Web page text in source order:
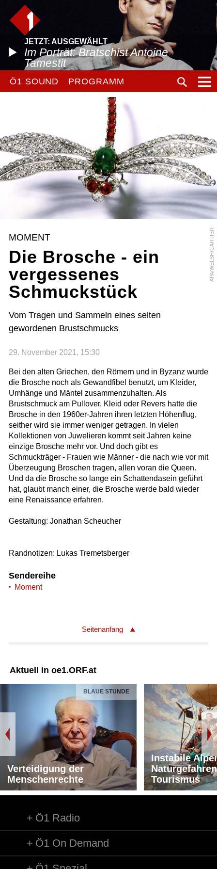
JETZT: AUSGEWÄHLT
Im Porträt: Bratschist Antoine
Tamestit
Ö1 SOUND PROGRAMM
APA/WELSH/CARTIER
MOMENT
Die Brosche - ein
vergessenes
Schmuckstück
Vom Tragen und Sammeln eines selten
gewordenen Brustschmucks
29. November 2021, 15:30
Bei den alten Griechen, den Römern und in Byzanz wurde
die Brosche noch als Gewandfibel benutzt, um Kleider,
Umhänge und Mäntel zusammenzuhalten. Als
Brustschmuck am Pullover, Kleid oder Revers hatte die
Brosche in den 1960er-Jahren ihren letzten Höhenflug,
seither wird sie immer weniger getragen. In vielen
Kollektionen von Juwelieren kommt seit Jahren keine
einzige Brosche mehr vor. Und doch gibt es
Schmuckträger - Frauen wie Männer - die nach wie vor mit
Überzeugung Broschen tragen, allen voran die Queen.
Und da die Brosche so lange ein Schattendasein geführt
hat, glaubt manch einer, die Brosche werde bald wieder
eine Renaissance erfahren.
Gestaltung: Jonathan Scheucher
Randnotizen: Lukas Tremetsberger
Sendereihe
Moment
Seitenanfang
Aktuell in oe1.ORF.at
BLAUE STUNDE
Verteidigung der
Menschenrechte
Instabile
Tourismus
Ö1 Radio
Ö1 On Demand